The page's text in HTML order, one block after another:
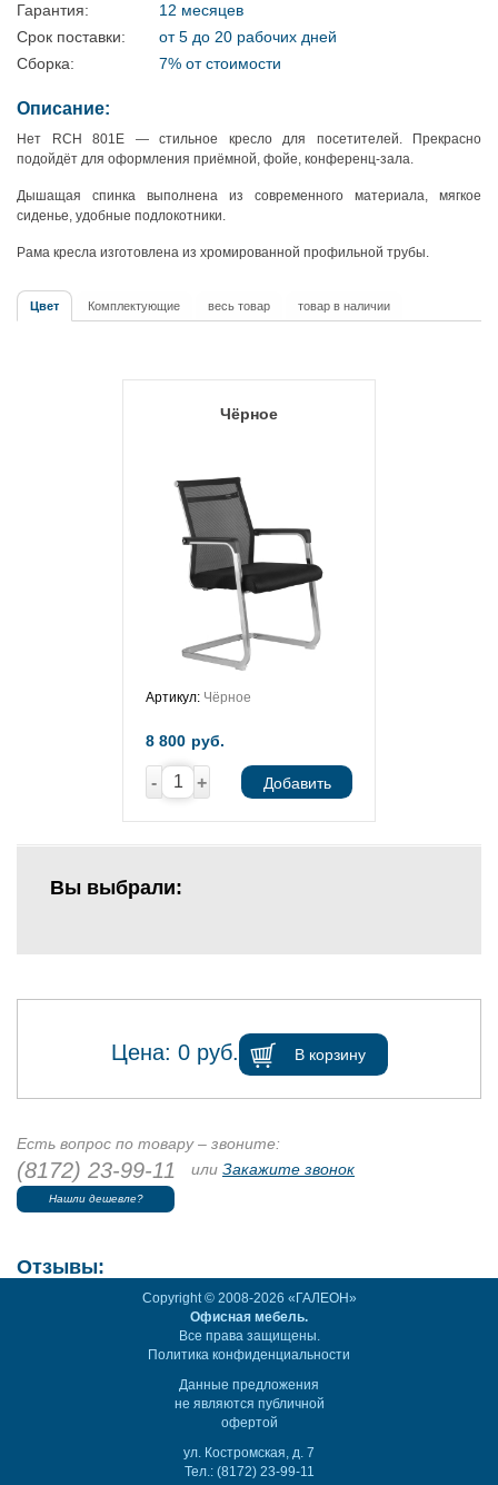
Гарантия:
12 месяцев
Срок поставки:
от 5 до 20 рабочих дней
Сборка:
7% от стоимости
Описание:
Нет RCH 801E — стильное кресло для посетителей. Прекрасно
подойдёт для оформления приёмной, фойе, конференц-зала.
Дышащая спинка выполнена из современного материала, мягкое
сиденье, удобные подлокотники.
Рама кресла изготовлена из хромированной профильной трубы.
Цвет Комплектующие весь товар товар в наличии
Чёрное
Артикул: Чёрное
8 800 руб.
- + Добавить
Вы выбрали:
Цена: 0руб. В корзину
Есть вопрос по товару – звоните:
(8172) 23-99-11 или Закажите звонок
Нашли дешевле?
Отзывы:
Copyright © 2008-2026 «ГАЛЕОН»
Офисная мебель.
Все права защищены.
Политика конфиденциальности
Данные предложения
не являются публичной
офертой
ул. Костромская, д. 7
Тел.: (8172) 23-99-11